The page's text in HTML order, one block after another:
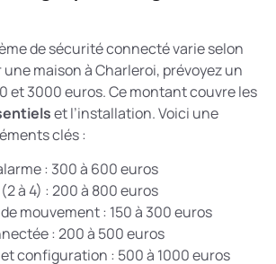
de sécurité connecté varie selon
une maison à Charleroi, prévoyez un
et 3000 euros. Ce montant couvre les
et l’installation. Voici une
clés :
: 300 à 600 euros
à 4) : 200 à 800 euros
mouvement : 150 à 300 euros
: 200 à 500 euros
configuration : 500 à 1000 euros